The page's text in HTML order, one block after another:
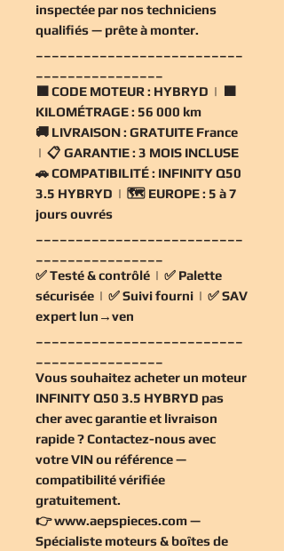
inspectée par nos techniciens
qualifiés — prête à monter.
🟧CODE MOTEUR : HYBRYD | 🟧
KILOMÉTRAGE : 56 000 km
🚚 LIVRAISON : GRATUITE France
| 📋 GARANTIE : 3 MOIS INCLUSE
🚗COMPATIBILITÉ : INFINITY Q50
3.5 HYBRYD | 🗺️ EUROPE : 5 à 7
jours ouvrés
✅Testé & contrôlé | ✅ Palette
sécurisée | ✅Suivi fourni | ✅SAV
expert lun→ven
Vous souhaitez acheter un moteur
INFINITY Q50 3.5 HYBRYD pas
cheravec garantie et livraison
rapide ? Contactez-nous avec
votre VIN ou référence —
compatibilité vérifiée
gratuitement.
👉www.aepspieces.com—
Spécialiste moteurs & boîtes de